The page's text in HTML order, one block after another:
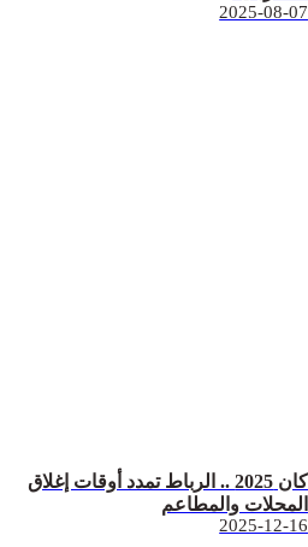
2025-08-07
كان 2025 .. الرباط تمدد أوقات إغلاق
المحلات والمطاعم
2025-12-16